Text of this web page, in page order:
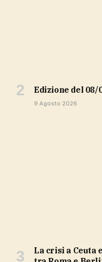
Edizione del
9 Agosto 2026
La crisi a Ceuta e il nuovo fronte migratorio